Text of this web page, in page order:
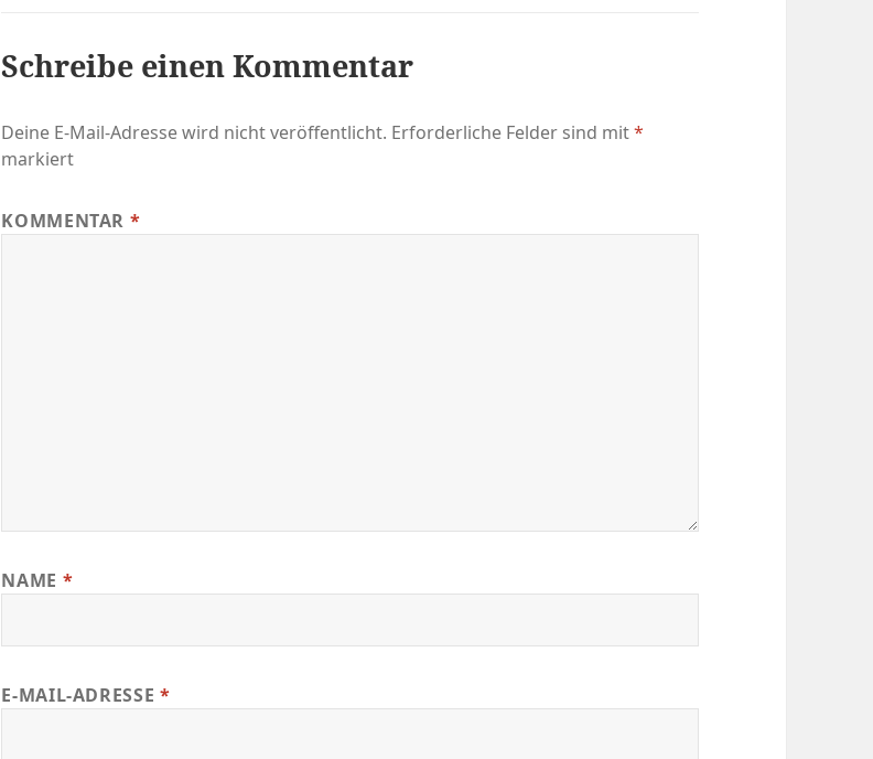
Schreibe einen Kommentar
Deine E-Mail-Adresse wird nicht veröffentlicht. Erforderliche Felder sind mit*
markiert
KOMMENTAR *
NAME *
E-MAIL-ADRESSE *